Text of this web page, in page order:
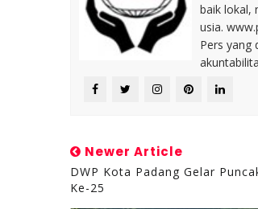
baik lokal,
usia.
Pers yang
Newer Article
DWP Kota Padang Gelar
Ke-25